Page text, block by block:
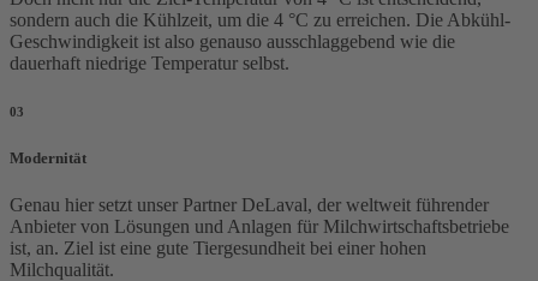
sondern auch die Kühlzeit, um die 4 °C zu erreichen. Die Abkühl-
Geschwindigkeit ist also genauso ausschlaggebend wie die
dauerhaft niedrige Temperatur selbst.
03
Modernität
Genau hier setzt unser Partner DeLaval, der weltweit führender
Anbieter von Lösungen und Anlagen für Milch­wirt­schafts­betriebe
ist, an. Ziel ist eine gute Tiergesundheit bei einer hohen
Milchqualität.